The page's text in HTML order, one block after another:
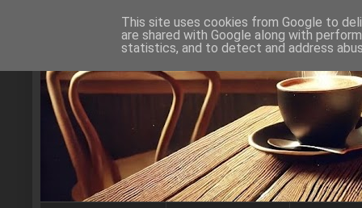
This site uses cookies from Google to
are shared with Google along with
statistics, and to detect and address